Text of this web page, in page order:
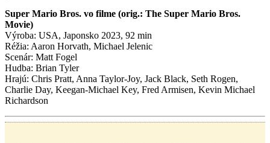
Super Mario Bros. vo filme (orig.: The Super Mario Bros.
Movie)
Výroba: USA, Japonsko 2023, 92 min
Réžia: Aaron Horvath, Michael Jelenic
Scenár: Matt Fogel
Hudba: Brian Tyler
Hrajú: Chris Pratt, Anna Taylor-Joy, Jack Black, Seth Rogen,
Charlie Day, Keegan-Michael Key, Fred Armisen, Kevin Michael
Richardson